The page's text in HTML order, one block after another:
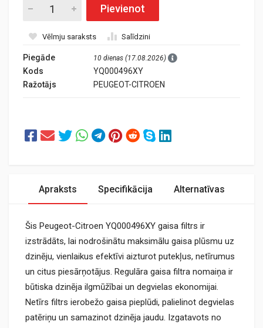
Pievienot
Vēlmju saraksts Salīdzini
Piegāde 10 dienas (17.08.2026)
Kods
YQ000496XY
Ražotājs
PEUGEOT-CITROEN
Apraksts Specifikācija Alternatīvas
Šis Peugeot-Citroen YQ000496XY gaisa filtrs ir
izstrādāts, lai nodrošinātu maksimālu gaisa plūsmu uz
dzinēju, vienlaikus efektīvi aizturot putekļus, netīrumus
un citus piesārņotājus. Regulāra gaisa filtra nomaiņa ir
būtiska dzinēja ilgmūžībai un degvielas ekonomijai.
Netīrs filtrs ierobežo gaisa pieplūdi, palielinot degvielas
patēriņu un samazinot dzinēja jaudu. Izgatavots no